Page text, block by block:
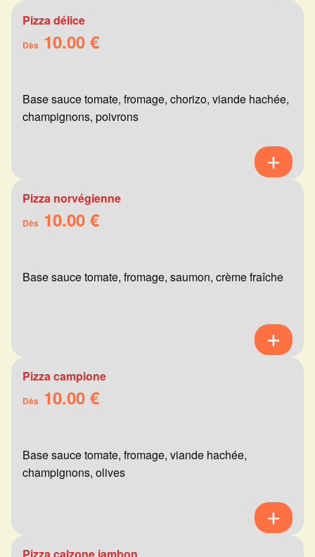
Pizza délice
Dès 10.00 €
Base sauce tomate, fromage, chorizo, viande hachée,
champignons, poivrons
Pizza norvégienne
Dès 10.00 €
Base sauce tomate, fromage, saumon, crème fraîche
Pizza campione
Dès 10.00 €
Base sauce tomate, fromage, viande hachée,
champignons, olives